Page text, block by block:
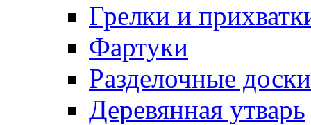
Грелки и
Фартуки
Разделочные доски
Деревянная утварь